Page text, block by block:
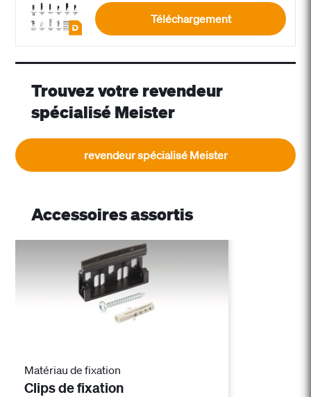
Téléchargement
Trouvez votre revendeur
spécialisé Meister
revendeur spécialisé Meister
Accessoires assortis
Matériau de fixation
Clips de fixation